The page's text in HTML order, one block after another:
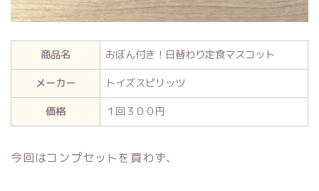
商品名
おぼん付き！日替わり定食マスコット
メーカー
トイズスピリッツ
価格
１回３００円
今回はコンプセットを買わず、